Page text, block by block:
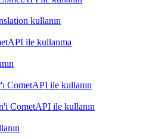
kullanın
ile kullanma
CometAPI ile kullanın
CometAPI ile kullanın